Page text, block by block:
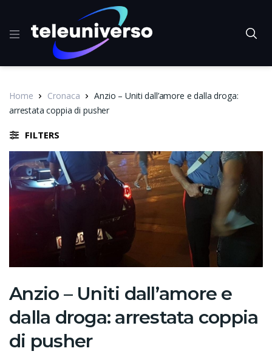
Home Cronaca
Anzio – Uniti dall’amore e dalla droga:
arrestata coppia di pusher
FILTERS
Anzio – Uniti dall’amore e
dalla droga: arrestata coppia
di pusher